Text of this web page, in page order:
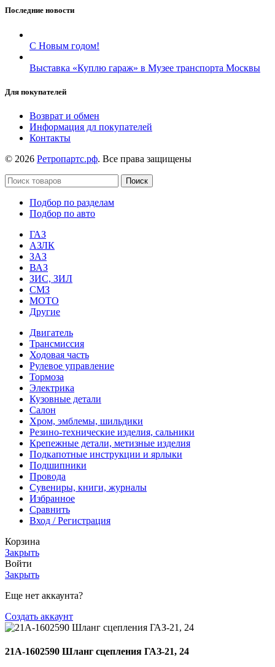
Последние новости
С Новым годом!
Выставка «Куплю гараж» в Музее транспорта Москвы
Для покупателей
Возврат и обмен
Информация дл покупателей
Контакты
© 2026 Ретропартс.рф. Все права защищены
Поиск
Подбор по разделам
Подбор по авто
ГАЗ
АЗЛК
ЗАЗ
ВАЗ
ЗИС, ЗИЛ
СМЗ
МОТО
Другие
Двигатель
Трансмиссия
Ходовая часть
Рулевое управление
Тормоза
Электрика
Кузовные детали
Салон
Хром, эмблемы, шильдики
Резино-технические изделия, сальники
Крепежные детали, метизные изделия
Подкапотные инструкции и ярлыки
Подшипники
Провода
Сувениры, книги, журналы
Избранное
Сравнить
Вход / Регистрация
Корзина
Закрыть
Войти
Закрыть
Еще нет аккаунта?
Создать аккаунт
21А-1602590 Шланг сцепления ГАЗ-21, 24